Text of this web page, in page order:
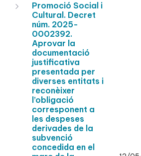
Promoció Social i
Cultural. Decret
núm. 2025-
0002392.
Aprovar la
documentació
justificativa
presentada per
diverses entitats i
reconèixer
l’obligació
corresponent a
les despeses
derivades de la
subvenció
concedida en el